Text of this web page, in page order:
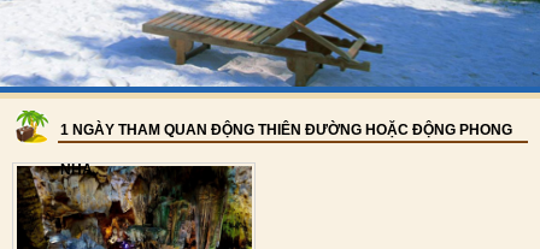
1 NGÀY THAM QUAN ĐỘNG THIÊN ĐƯỜNG HOẶC ĐỘNG PHONG
NHA